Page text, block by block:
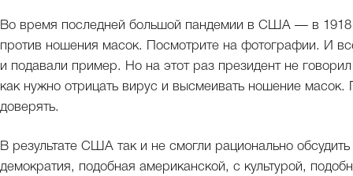
Во время последней большой пандемии в США — в
против ношения масок. Посмотрите на фотографии. И
и подавали пример. Но на этот раз президент не
как нужно отрицать вирус и высмеивать ношение
доверять.
В результате США так и не смогли рационально
демократия, подобная американской, с культурой,